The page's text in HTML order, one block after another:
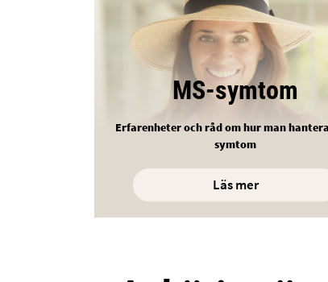
MS-symtom
Erfarenheter och råd om hur man
symtom
Läs mer